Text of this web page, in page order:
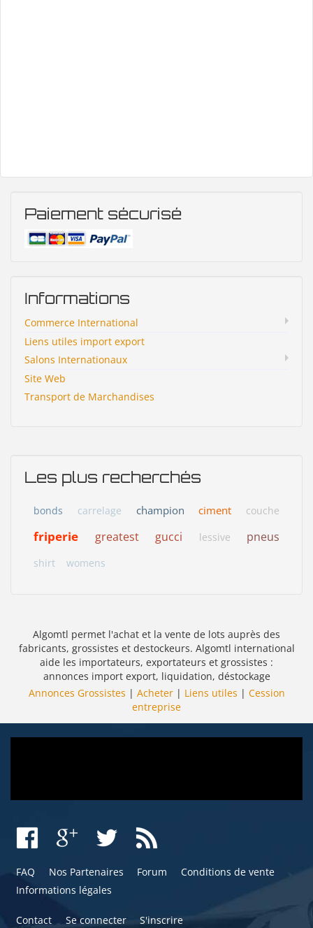
Paiement sécurisé
Informations
Commerce International
Liens utiles import export
Salons Internationaux
Site Web
Transport de Marchandises
Les plus recherchés
bonds carrelage champion ciment couche
friperie greatest gucci lessive pneus
shirt womens
Algomtl permet l'achat et la vente de lots auprès des
fabricants, grossistes et destockeurs. Algomtl international
aide les importateurs, exportateurs et grossistes :
annonces import export, liquidation, déstockage
Annonces Grossistes | Acheter| Liens utiles | Cession
entreprise
FAQ Nos Partenaires Forum
Conditions de vente
Informations légales
Contact Se connecter S'inscrire